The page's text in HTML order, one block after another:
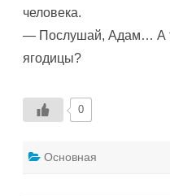
человека.
— Послушай, Адам… А
ягодицы?
0
Основная